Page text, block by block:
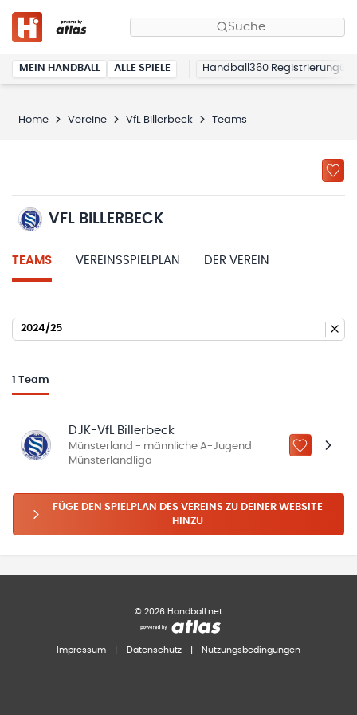
Suche
MEIN HANDBALL ALLE SPIELE Handball360 Registrierung
Home Vereine VfL Billerbeck Teams
VFL BILLERBECK
TEAMS VEREINSSPIELPLAN DER VEREIN
2024/25
1 Team
DJK-VfL Billerbeck
Münsterland - männliche A-Jugend
Münsterlandliga
ZU „MEINE
FÜGE DEN SPIELPLAN DES VEREINS ZU DEINER WEBSITE
HINZU
© 2026 Handball.net
Impressum Datenschutz Nutzungsbedingungen